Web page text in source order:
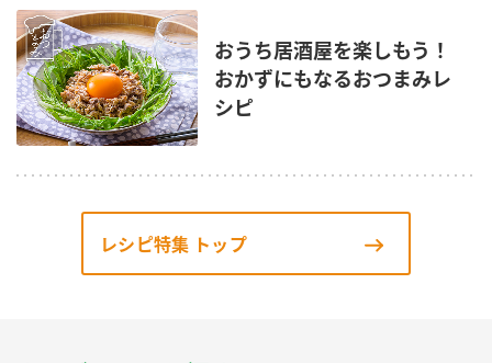
おうち居酒屋を楽しもう！
おかずにもなるおつまみレ
シピ
レシピ特集 トップ